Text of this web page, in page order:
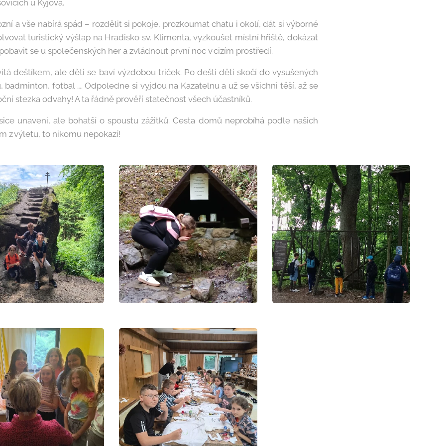
u Kyjova.
a vše nabírá spád – rozdělit si pokoje, prozkoumat chatu i okolí, dát si výborné
turistický výšlap na Hradisko sv. Klimenta, vyzkoušet místní hřiště, dokázat
se u společenských her a zvládnout první noc v cizím prostředí.
deštíkem, ale děti se baví výzdobou triček. Po dešti děti skočí do vysušených
badminton, fotbal …. Odpoledne si vyjdou na Kazatelnu a už se všichni těší, až se
stezka odvahy! A ta řádně prověří statečnost všech účastníků.
unaveni, ale bohatší o spoustu zážitků. Cesta domů neprobíhá podle našich
z výletu, to nikomu nepokazí!